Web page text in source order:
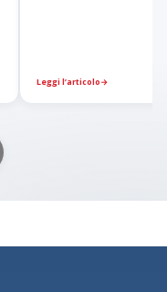
Leggi l’articolo→